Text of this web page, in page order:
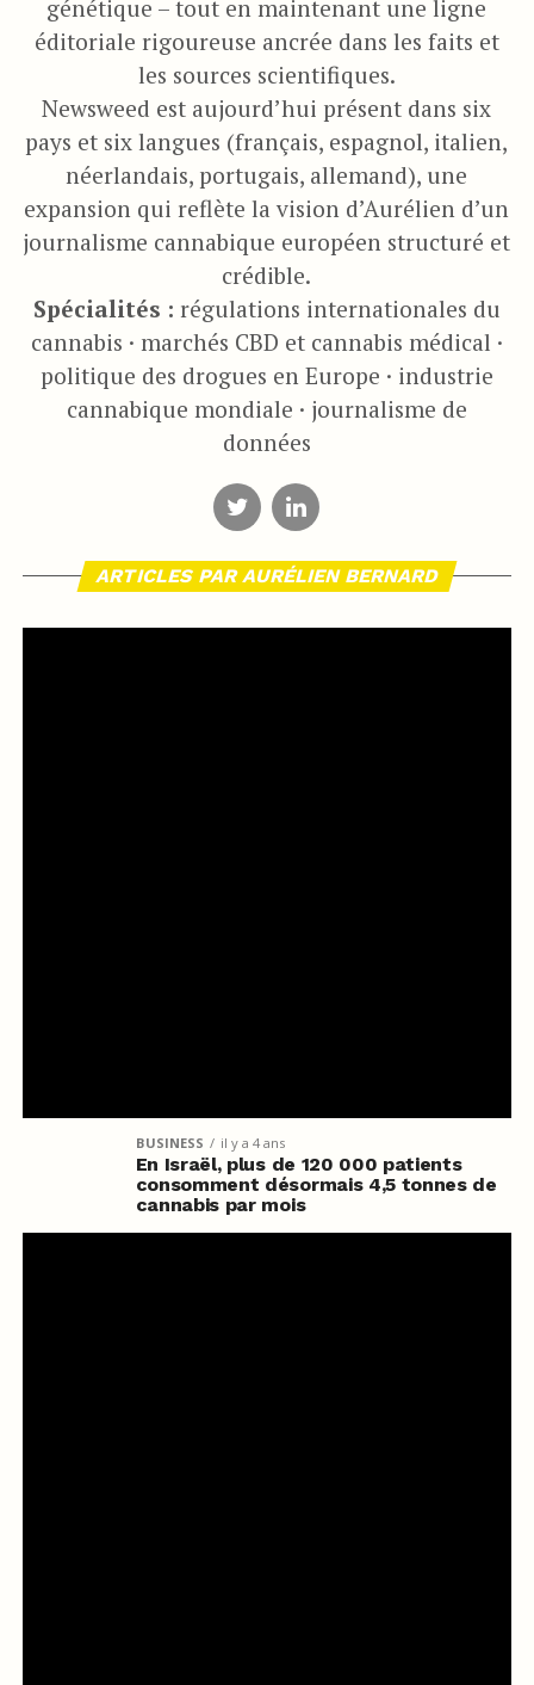
génétique – tout en maintenant une ligne
éditoriale rigoureuse ancrée dans les faits et
les sources scientifiques.
Newsweed est aujourd’hui présent dans six
pays et six langues (français, espagnol, italien,
néerlandais, portugais, allemand), une
expansion qui reflète la vision d’Aurélien d’un
journalisme cannabique européen structuré et
crédible.
Spécialités : régulations internationales du
cannabis · marchés CBD et cannabis médical ·
politique des drogues en Europe · industrie
cannabique mondiale · journalisme de
données
ARTICLES PAR AURÉLIEN BERNARD
BUSINESS il y a 4 ans
En Israël, plus de 120 000 patients
consomment désormais 4,5 tonnes de
cannabis par mois